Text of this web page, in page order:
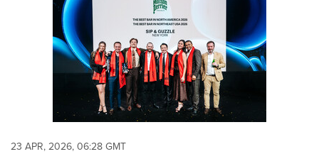
23 APR, 2026, 06:28 GMT